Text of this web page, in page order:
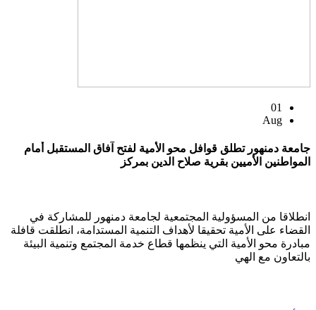
01
Aug
جامعة دمنهور تطلق قوافل محو الأمية لفتح آفاق المستقبل أمام
المواطنين الأميين بقرية صلاح الدين بمركز
انطلاقا من المسؤولية المجتمعية لجامعة دمنهور للمشاركة في
القضاء على الأمية تحقيقا لأهداف التنمية المستدامة، انطلقت قافلة
مبادرة محو الأمية التي ينظمها قطاع خدمة المجتمع وتنمية البيئة
بالتعاون مع الهي